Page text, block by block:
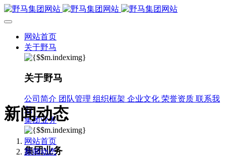
网站首页
关于野马
关于野马
公司简介 团队管理 组织框架 企业文化 荣誉资质 联系我
们
集团业务
集团业务
新闻动态
网站首页
新闻动态